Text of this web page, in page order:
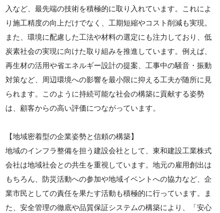
入など、最先端の技術を積極的に取り入れています。これによ
り施工精度の向上だけでなく、工期短縮やコスト削減も実現。
また、環境に配慮した工法や材料の選定にも注力しており、低
炭素社会の実現に向けた取り組みを推進しています。例えば、
再生材の活用や省エネルギー設計の提案、工事中の騒音・振動
対策など、周辺環境への影響を最小限に抑える工夫が随所に見
られます。このように持続可能な社会の構築に貢献する姿勢
は、顧客からの高い評価につながっています。
【地域密着型の企業姿勢と信頼の構築】
地域のインフラ整備を担う建設会社として、東和建設工業株式
会社は地域社会との共生を重視しています。地元の雇用創出は
もちろん、防災活動への参加や地域イベントへの協力など、企
業市民としての責任を果たす活動も積極的に行っています。ま
た、安全管理の徹底や品質保証システムの構築により、「安心